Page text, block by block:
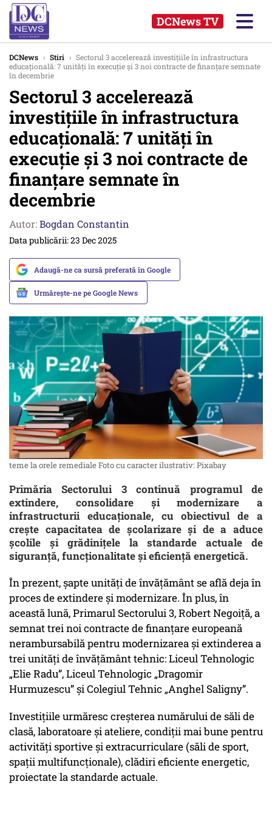
DCNews TV
DCNews › Stiri › Sectorul 3 accelerează investițiile în infrastructura
educațională: 7 unități în execuție și 3 noi contracte de finanțare semnate
în decembrie
Sectorul 3 accelerează
investițiile în infrastructura
educațională: 7 unități în
execuție și 3 noi contracte de
finanțare semnate în
decembrie
Autor:Bogdan Constantin
Data publicării: 23 Dec 2025
Adaugă-ne ca sursă preferată în Google
Urmărește-ne pe Google News
teme la orele remediale Foto cu caracter ilustrativ: Pixabay
Primăria Sectorului 3 continuă programul de
extindere, consolidare și modernizare a
infrastructurii educaționale, cu obiectivul de a
crește capacitatea de școlarizare și de a aduce
școlile și grădinițele la standarde actuale de
siguranță, funcționalitate și eficiență energetică.
În prezent, șapte unități de învățământ se află deja în
proces de extindere și modernizare. În plus, în
această lună, Primarul Sectorului 3, Robert Negoiță, a
semnat trei noi contracte de finanțare europeană
nerambursabilă pentru modernizarea și extinderea a
trei unități de învățământ tehnic: Liceul Tehnologic
„Elie Radu”, Liceul Tehnologic „Dragomir
Hurmuzescu” și Colegiul Tehnic „Anghel Saligny”.
Investițiile urmăresc creșterea numărului de săli de
clasă, laboratoare și ateliere, condiții mai bune pentru
activități sportive și extracurriculare (săli de sport,
spații multifuncționale), clădiri eficiente energetic,
proiectate la standarde actuale.